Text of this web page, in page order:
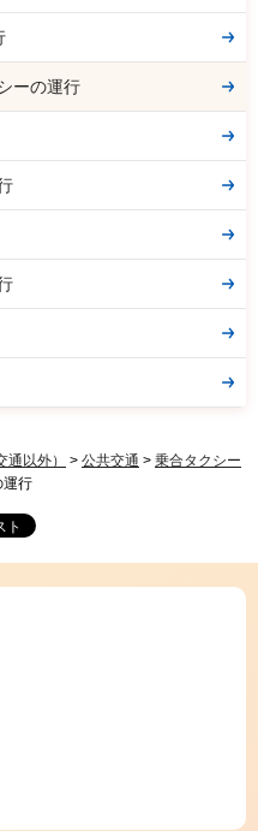
ーの運行
以外） > 公共交通 > 乗合タクシー
運行